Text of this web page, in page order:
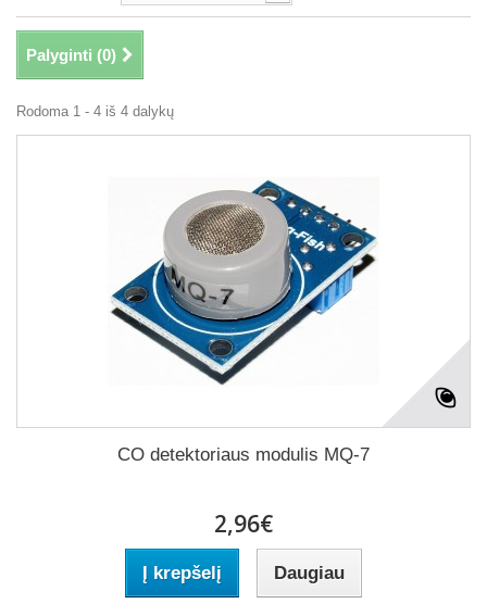
Palyginti (0)
Rodoma 1 - 4 iš 4 dalykų
CO detektoriaus modulis MQ-7
2,96€
Į krepšelį Daugiau